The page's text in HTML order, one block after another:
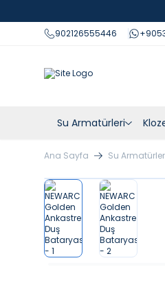
902126555446
Su Armatürleri
Ana Sayfa Su